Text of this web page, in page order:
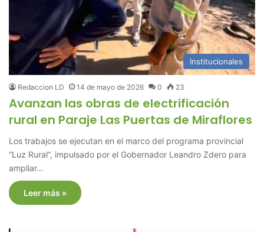
Institucionales
Redaccion LD 14 de mayo de 2026 0 23
Avanzan las obras de electrificación
rural en Paraje Las Puertas de Miraflores
Los trabajos se ejecutan en el marco del programa provincial
“Luz Rural”, impulsado por el Gobernador Leandro Zdero para
ampliar…
Leer más »